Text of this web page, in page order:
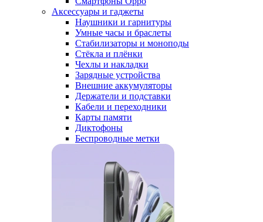
Аксессуары и гаджеты
Наушники и гарнитуры
Умные часы и браслеты
Стабилизаторы и моноподы
Стёкла и плёнки
Чехлы и накладки
Зарядные устройства
Внешние аккумуляторы
Держатели и подставки
Кабели и переходники
Карты памяти
Диктофоны
Беспроводные метки